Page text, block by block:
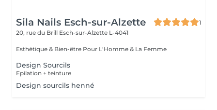
Sila Nails Esch-sur-Alzette
1
20, rue du Brill Esch-sur-Alzette L-4041
Esthétique & Bien-être Pour L'Homme & La Femme
Design Sourcils
Epilation + teinture
Design sourcils henné